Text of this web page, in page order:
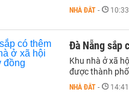
NHÀ ĐẤT -
Đà Nẵng sắp
Khu nhà ở xã
được thành
NHÀ ĐẤT -